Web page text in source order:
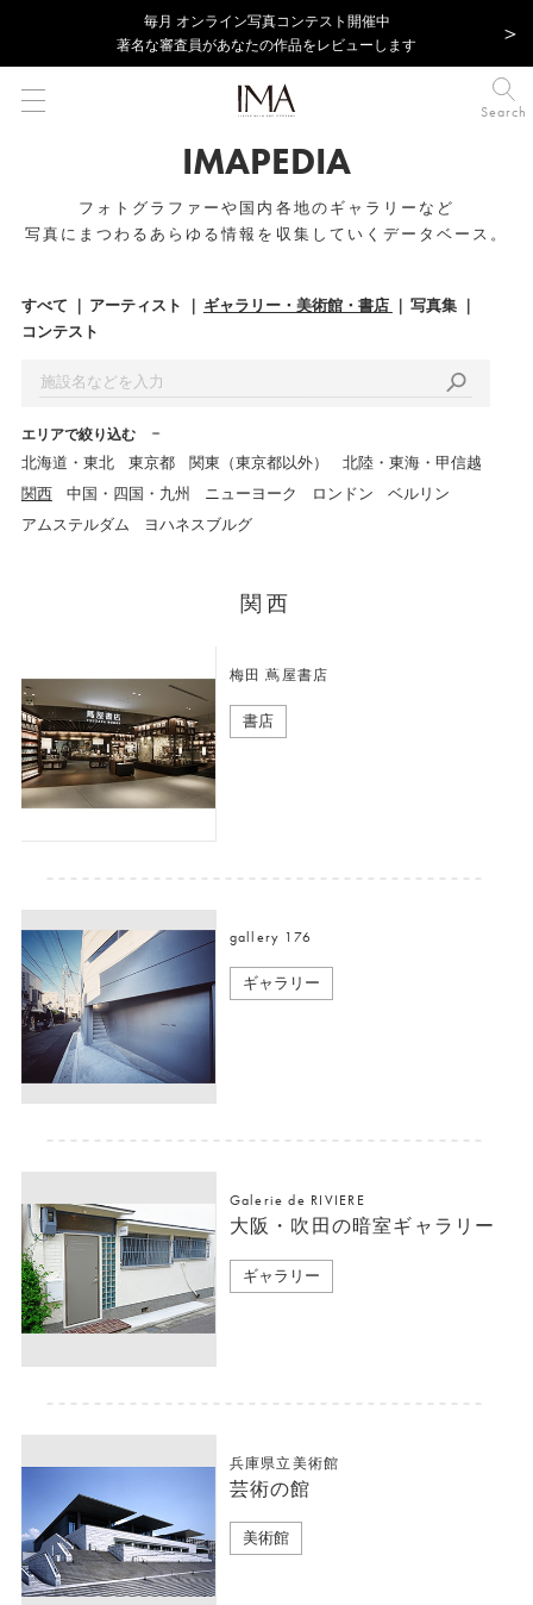
毎⽉ オンライン写真コンテスト開催中
著名な審査員があなたの作品をレビューします
Search
IMAPEDIA
フォトグラファーや国内各地のギャラリーなど
写真にまつわるあらゆる情報を収集していくデータベース。
すべて アーティスト ギャラリー・美術館・書店
写真集
コンテスト
エリアで絞り込む
北海道・東北 東京都 関東（東京都以外）
北陸・東海・甲信越
関西
中国・四国・九州 ニューヨーク ロンドン
ベルリン
アムステルダム
ヨハネスブルグ
関西
梅田 蔦屋書店
書店
gallery 176
ギャラリー
Galerie de RIVIERE
大阪・吹田の暗室ギャラリー
ギャラリー
兵庫県立美術館
芸術の館
美術館